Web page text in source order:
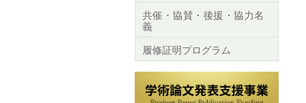
共催・協賛・後援・協力名
義
履修証明プログラム